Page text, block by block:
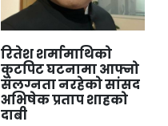
रितेश शर्मामाथिको
कुटपिट घटनामा आफ्नो
संलग्नता नरहेको सांसद
अभिषेक प्रताप शाहको
दाबी